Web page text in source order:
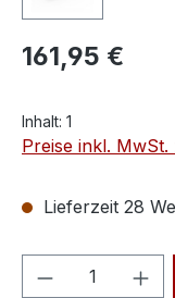
161,95 €
Inhalt: 1
Preise inkl.
Lieferzeit 28
Produkt